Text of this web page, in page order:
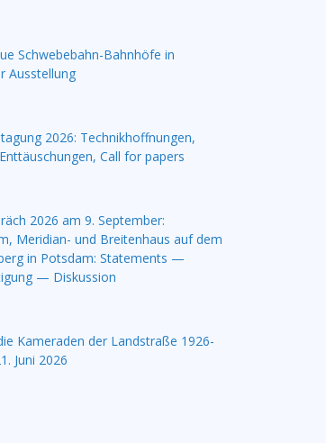
Schwebebahn-Bahnhöfe in
Ausstellung
2026: Technikhoffnungen,
Call for papers
2026 am 9. September:
Meridian- und Breitenhaus auf dem
in Potsdam: Statements —
— Diskussion
Kameraden der Landstraße 1926-
Juni 2026